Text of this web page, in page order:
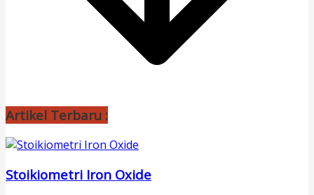
Artikel Terbaru :
Stoikiometri Iron Oxide